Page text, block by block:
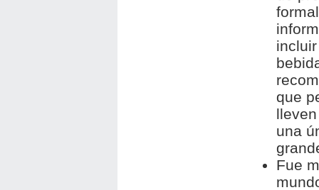
que
una
Fue